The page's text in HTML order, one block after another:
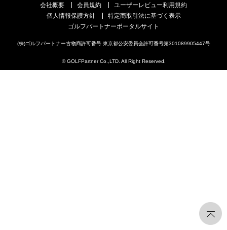
会社概要 会員規約
ユーザーレビュー利用規約
個人情報保護方針
特定商取引法に基づく表示
ゴルフパートナーポータルサイト
(株)ゴルフパートナー古物商許可番号 東京都公安委員会許可番号第301089905447号
© GOLFPartner Co.,LTD. All Right Reserved.